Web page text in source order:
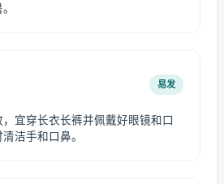
易发
宜穿长衣长裤并佩戴好眼镜和口
洁手和口鼻。